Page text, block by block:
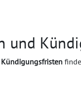
und
Kündigungsfristen